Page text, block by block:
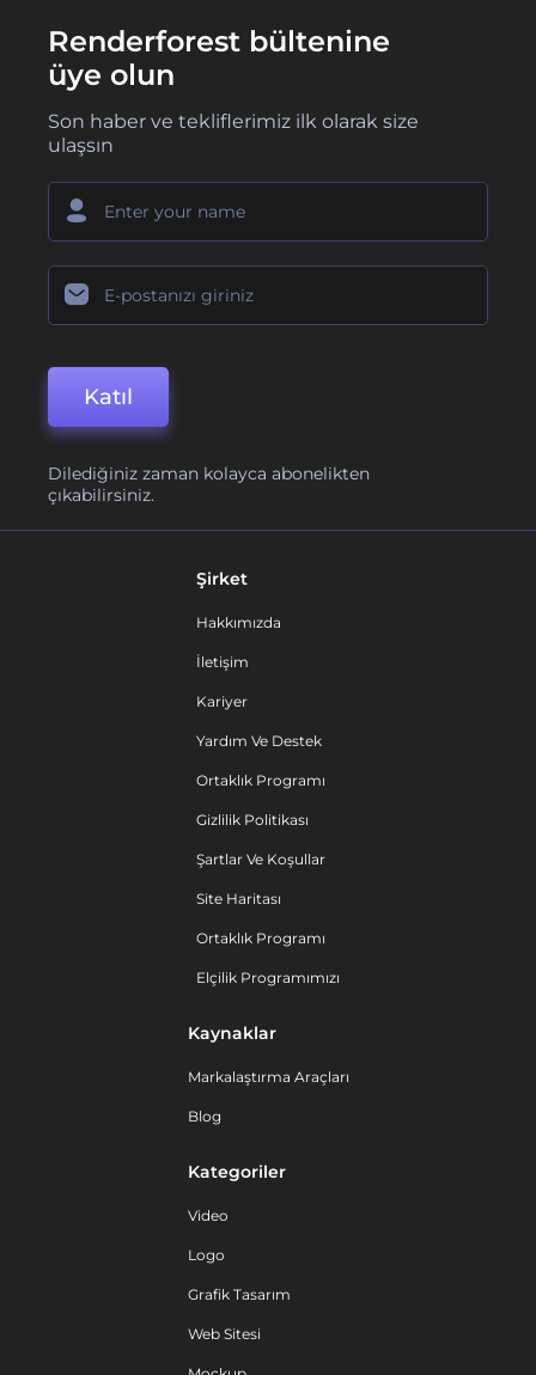
Renderforest bültenine
üye olun
Son haber ve tekliflerimiz ilk olarak size
ulaşsın
Katıl
Dilediğiniz zaman kolayca abonelikten
çıkabilirsiniz.
Şirket
Hakkımızda
İletişim
Kariyer
Yardım Ve Destek
Ortaklık Programı
Gizlilik Politikası
Şartlar Ve Koşullar
Site Haritası
Ortaklık Programı
Elçilik Programımızı
Kaynaklar
Markalaştırma Araçları
Blog
Kategoriler
Video
Logo
Grafik Tasarım
Web Sitesi